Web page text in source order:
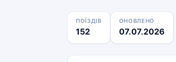
ПОЇЗДІВ
152
ОНОВЛЕНО
07.07.2026